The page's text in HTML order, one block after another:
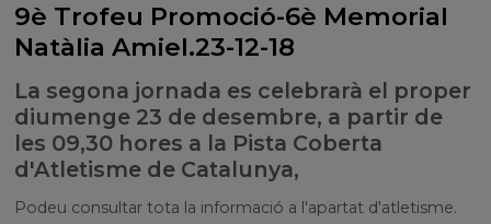
9è Trofeu Promoció-6è Memorial
Natàlia Amiel.23-12-18
La segona jornada es celebrarà el proper
diumenge 23 de desembre, a partir de
les 09,30 hores a la Pista Coberta
d'Atletisme de Catalunya,
Podeu consultar tota la informació a l'apartat d'atletisme.